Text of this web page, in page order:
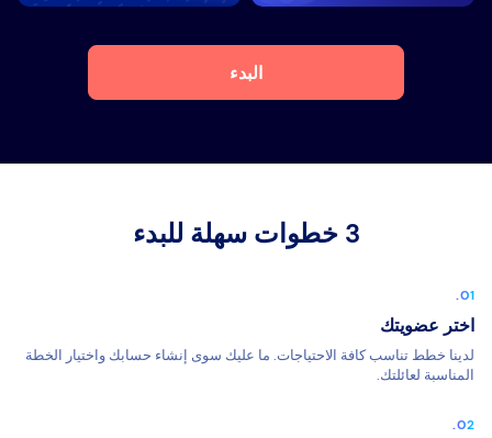
البدء
3 خطوات سهلة للبدء
اختر عضويتك
لدينا خطط تناسب كافة الاحتياجات. ما عليك سوى إنشاء حسابك واختيار الخطة
المناسبة لعائلتك.